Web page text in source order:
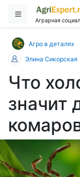
Аграрная
Агро в деталях
Элина Сикорская
Что
значит